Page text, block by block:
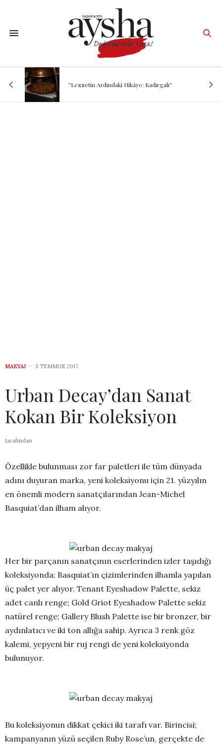
“Lezzetin Ardındaki Hikâye: Kadırgalı”
MAKYAJ 5 TEMMUZ 2017
Urban Decay’dan Sanat
Kokan Bir Koleksiyon
tarafından
Özellikle bulunması zor far paletleri ile tüm dünyada
adını duyuran marka, yeni koleksiyonu için 21. yüzyılın
en önemli modern sanatçılarından Jean-Michel
Basquiat’dan ilham alıyor.
Her bir parçanın sanatçının eserlerinden izler taşıdığı
koleksiyonda; Basquiat’ın çizimlerinden ilhamla yapılan
üç palet yer alıyor. Tenant Eyeshadow Palette, sekiz
adet canlı renge; Gold Griot Eyeshadow Palette sekiz
natürel renge; Gallery Blush Palette ise bir bronzer, bir
aydınlatıcı ve iki ton allığa sahip. Ayrıca 3 renk göz
kalemi, yepyeni bir ruj rengi de yeni koleksiyonda
bulunuyor.
Bu koleksiyonun dikkat çekici iki tarafı var. Birincisi;
kampanyanın yüzü seçilen Ruby Rose’un, gerçekte de